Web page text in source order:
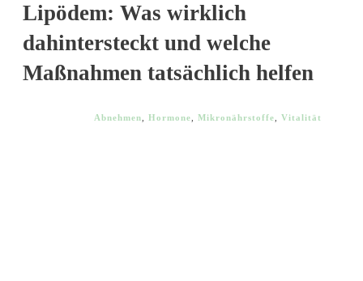
Lipödem: Was wirklich
dahintersteckt und welche
Maßnahmen tatsächlich helfen
Abnehmen Hormone Mikronährstoffe Vitalität